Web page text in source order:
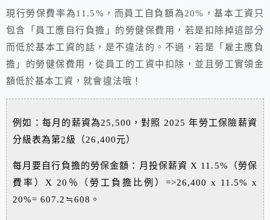
現行勞保費率為11.5%，而員工自負額為20%，基本工資只
包含「員工應自行負擔」的勞健保費用，若是扣除掉這部分
而低於基本工資的話，是不違法的。不過，若是「雇主應負
擔」的勞健保費用，從員工的工資中扣除，並且勞工實領金
額低於基本工資，就會違法哦！
例如：每月的薪資為25,500，對照 2025 年勞工保險薪資
分級表為第2級（26,400元）
每月要自行負擔的勞保金額：月投保薪資 X 11.5%（勞保
費率）X 20％（勞工負擔比例）=>26,400 x 11.5% x
20%= 607.2≒608。